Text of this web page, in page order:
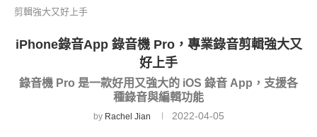
剪輯強大又好上手
iPhone錄音App 錄音機 Pro，專業錄音剪輯強大又
好上手
錄音機 Pro 是一款好用又強大的 iOS 錄音 App，支援各
種錄音與編輯功能
by Rachel Jian 2022-04-05